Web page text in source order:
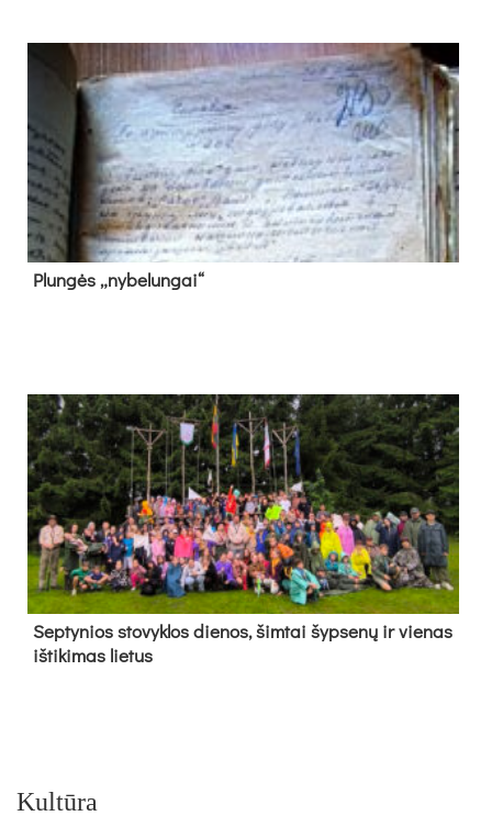
Plun­gės „ny­be­lun­gai“
Sep­ty­nios sto­vyk­los die­nos, šim­tai šyp­se­nų ir vie­nas
iš­ti­ki­mas lie­tus
Kultūra